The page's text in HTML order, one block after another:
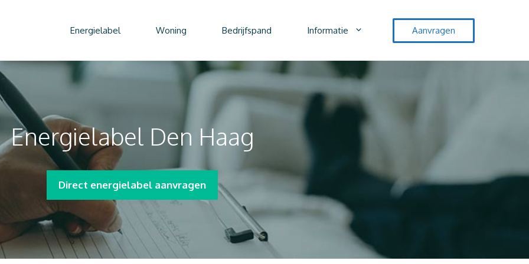
Energielabel Woning Bedrijfspand Informatie Aanvragen
Energielabel Den Haag
Direct energielabel aanvragen